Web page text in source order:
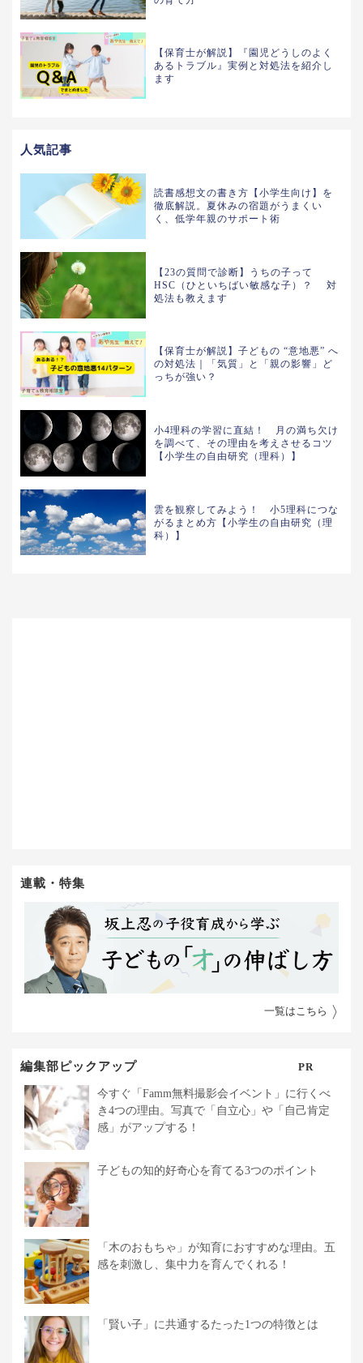
【保育士が解説】『園児どうしのよく
あるトラブル』実例と対処法を紹介し
ます
人気記事
読書感想文の書き方【小学生向け】を
徹底解説。夏休みの宿題がうまくい
く、低学年親のサポート術
【23の質問で診断】うちの子って
HSC（ひといちばい敏感な子）？ 対
処法も教えます
【保育士が解説】子どもの “意地悪” へ
の対処法｜「気質」と「親の影響」ど
っちが強い？
小4理科の学習に直結！ 月の満ち欠け
を調べて、その理由を考えさせるコツ
【小学生の自由研究（理科）】
雲を観察してみよう！ 小5理科につな
がるまとめ方【小学生の自由研究（理
科）】
連載・特集
一覧はこちら
編集部ピックアップ PR
今すぐ「Famm無料撮影会イベント」に行くべ
き4つの理由。写真で「自立心」や「自己肯定
感」がアップする！
子どもの知的好奇心を育てる3つのポイント
「木のおもちゃ」が知育におすすめな理由。五
感を刺激し、集中力を育んでくれる！
「賢い子」に共通するたった1つの特徴とは